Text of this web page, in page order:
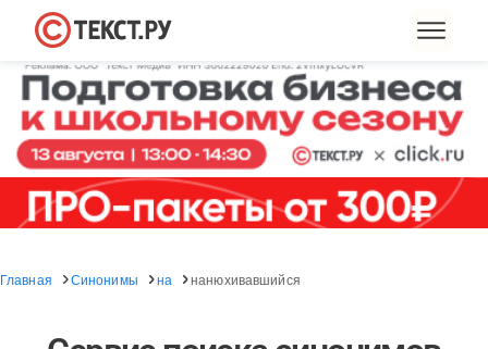
Главная Синонимы на нанюхивавшийся